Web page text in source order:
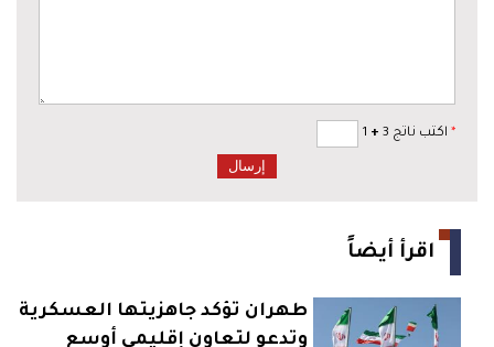
* اكتب ناتج 3 +
اقرأ أيضاً
طهران تؤكد جاهزيتها العسكرية
وتدعو لتعاونٍ إقليميٍ أوسع